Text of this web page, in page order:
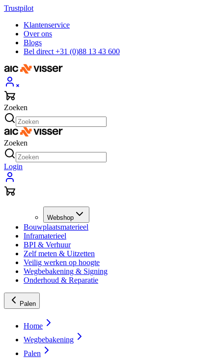
Trustpilot
Klantenservice
Over ons
Blogs
Bel direct +31 (0)88 13 43 600
Zoeken
Zoeken
Login
Webshop
Bouwplaatsmaterieel
Inframaterieel
BPI & Verhuur
Zelf meten & Uitzetten
Veilig werken op hoogte
Wegbebakening & Signing
Onderhoud & Reparatie
Palen
Home
Wegbebakening
Palen